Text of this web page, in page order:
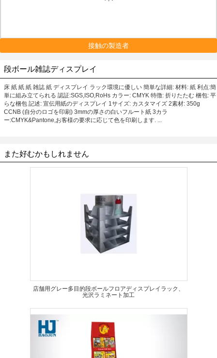
接触の製造者
段ボール雑誌ディスプレイ
床 紙 紙 紙 雑誌 紙 ディスプレイ ラック環境に優しい 簡単な詳細: 材料: 紙 利点:簡
単に組み立てられる 認証:SGS,ISO,RoHs カラー: CMYK 特徴: 折りたたむ 梱包: 平
らな梱包 記述: 宣伝用紙のディスプレイ 1サイズ: カスタマイズ 2素材: 350g
CCNB (自分のロゴを印刷) 3mmの厚さの白いフルート紙 3カラ
ー:CMYK&Pantone,お客様の要求に応じて色を印刷します. ...
また好むかもしれません
店舗用グレー多目的段ボールフロアディスプレイラック、
光沢ラミネート加工